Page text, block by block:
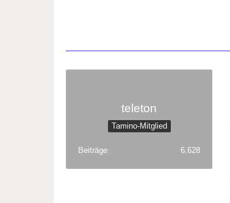
teleton
Tamino-Mitglied
Beiträge 6.628